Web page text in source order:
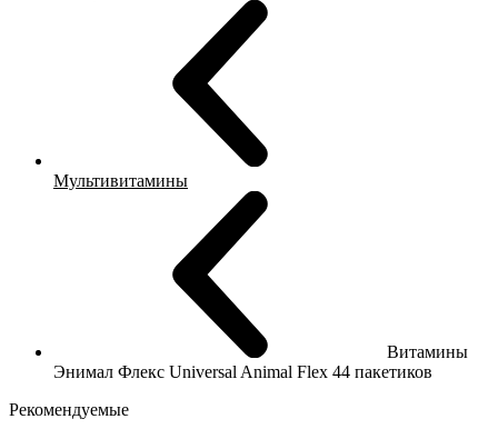
Мультивитамины
Витамины
Энимал Флекс Universal Animal Flex 44 пакетиков
Рекомендуемые